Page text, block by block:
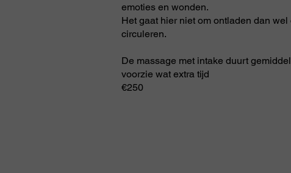
emoties en wonden.
Het gaat hier niet om ontladen dan
circuleren.
De massage met intake duurt
voorzie wat extra tijd
€250